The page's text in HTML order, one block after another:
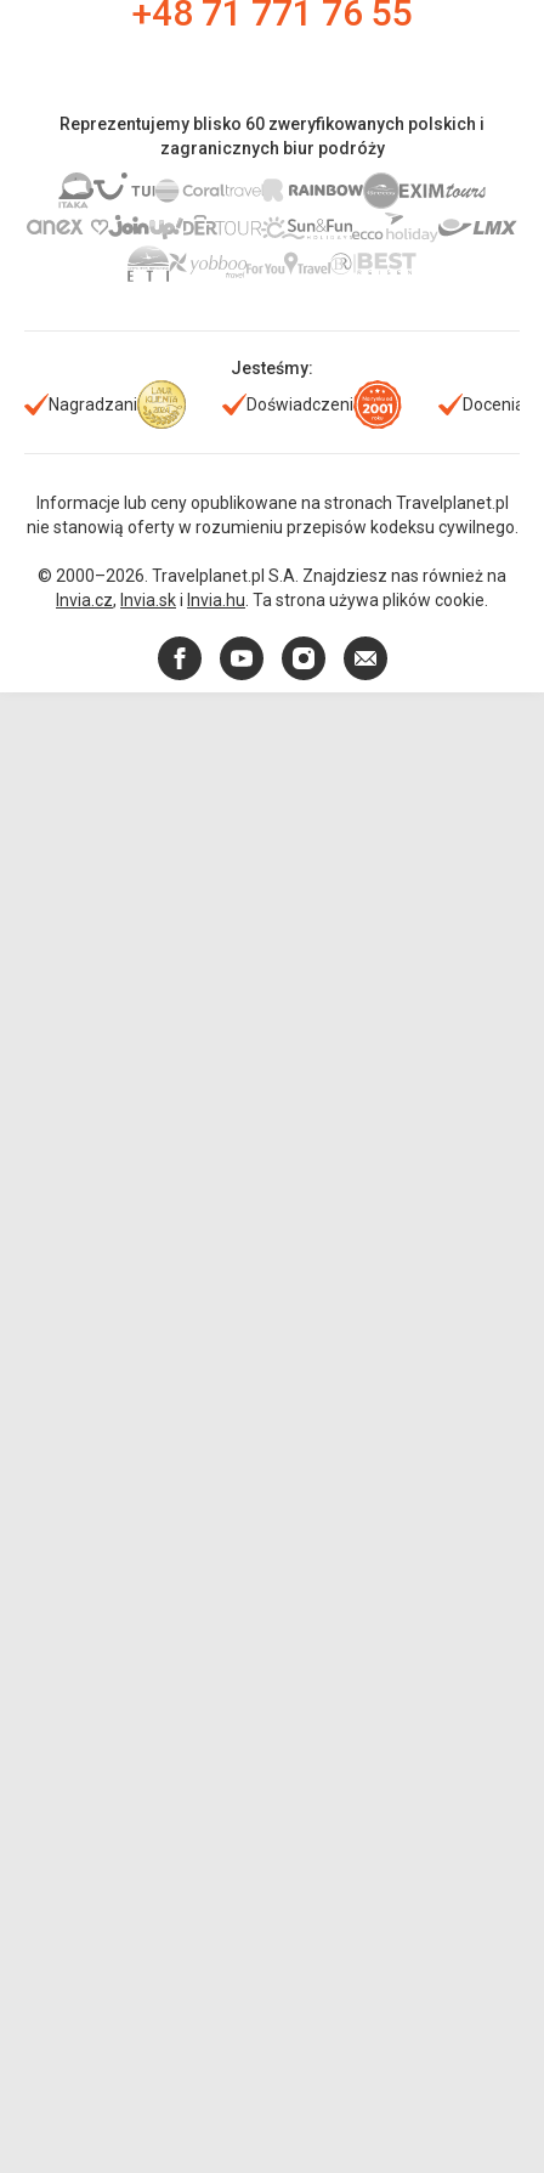
+48 71 771 76 55
Reprezentujemy blisko 60 zweryfikowanych polskich i
zagranicznych biur podróży
Jesteśmy:
Nagradzani
Doświadczeni Doceniani
Informacje lub ceny opublikowane na stronach Travelplanet.pl
nie stanowią oferty w rozumieniu przepisów kodeksu cywilnego.
© 2000–2026. Travelplanet.pl S.A. Znajdziesz nas również na
Invia.cz, Invia.ski Invia.hu . Ta strona używa plików cookie.
FacebookYouTubeInstagram
E-
mail